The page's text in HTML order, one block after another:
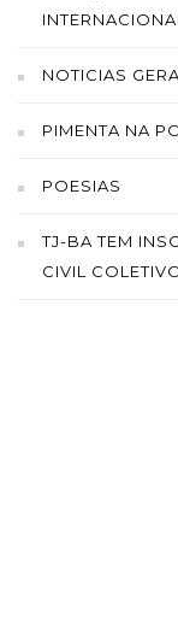
NOTICIAS
PIMENTA NA
POESIAS
TJ-BA TEM
CIVIL